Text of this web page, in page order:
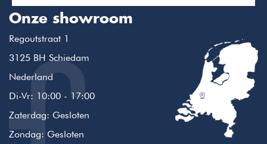
Onze showroom
Regoutstraat 1
3125 BH Schiedam
Nederland
Di-Vr: 10:00 - 17:00
Zaterdag: Gesloten
Zondag: Gesloten